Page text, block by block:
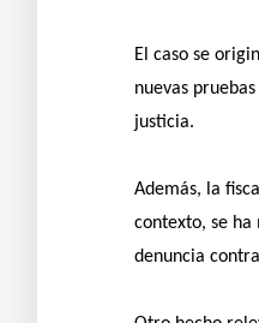
El caso se
nuevas
justicia.
Además, la
contexto, se
denuncia